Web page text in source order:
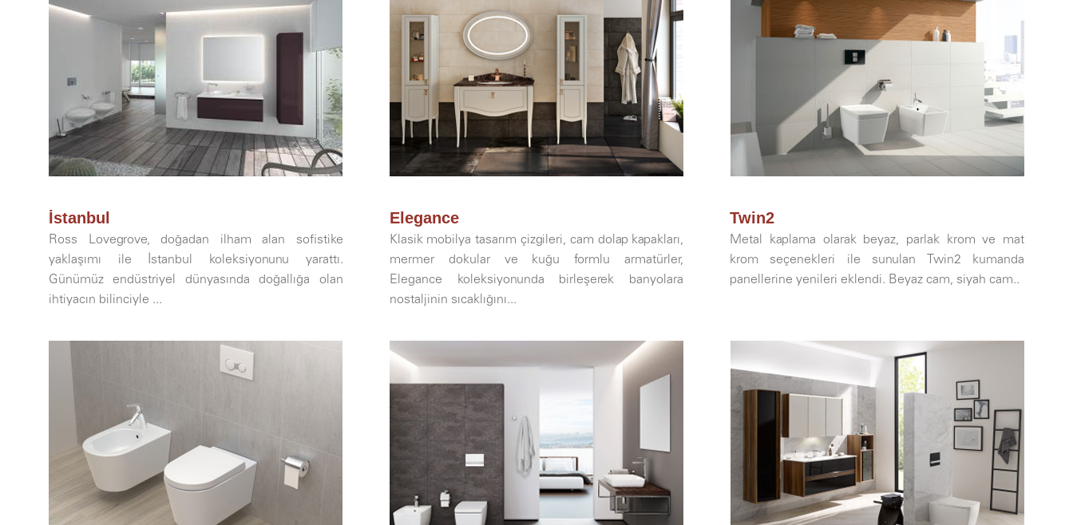
İstanbul
Ross Lovegrove, doğadan ilham alan sofistike
yaklaşımı ile İstanbul koleksiyonunu yarattı.
Günümüz endüstriyel dünyasında doğallığa olan
ihtiyacın bilinciyle ...
Elegance
Klasik mobilya tasarım çizgileri, cam dolap kapakları,
mermer dokular ve kuğu formlu armatürler,
Elegance koleksiyonunda birleşerek banyolara
nostaljinin sıcaklığını...
Twin2
Metal kaplama olarak beyaz, parlak krom ve mat
krom seçenekleri ile sunulan Twin2 kumanda
panellerine yenileri eklendi. Beyaz cam, siyah cam..